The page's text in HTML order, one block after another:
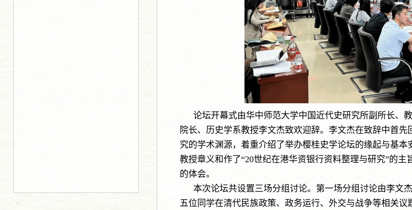
论坛开幕式由华中师范大学中国近代史研究所副所长、
院长、历史学系教授李文杰致欢迎辞。李文杰在致辞中首
究的学术渊源，着重介绍了举办樱桂史学论坛的缘起与基
教授章义和作了“20世纪在港华资银行资料整理与研究”的
的体会。
本次论坛共设置三场分组讨论。第一场分组讨论由李文
五位同学在清代民族政策、政务运行、外交与战争等相关